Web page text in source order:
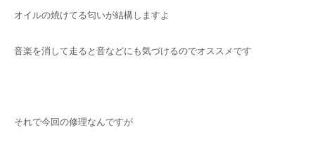
オイルの焼けてる匂いが結構しますよ
音楽を消して走ると音などにも気づけるのでオススメです
それで今回の修理なんですが